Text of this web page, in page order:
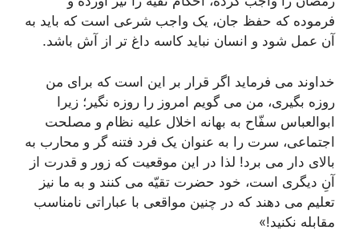
فرموده که حفظ جان، یک واجب شرعی است که باید به
آن عمل شود و انسان نباید کاسه داغ تر از آش باشد.
خداوند می فرماید اگر قرار بر این است که برای من
روزه بگیری، من می گویم امروز را روزه نگیر؛ زیرا
ابوالعباس سفّاح به بهانه اخلال علیه نظام و مصلحت
اجتماعی، سرت را به عنوان یک فرد فتنه گر و محارب به
بالای دار می برد! لذا در این موقعیت که زور و قدرت از
آنِ دیگری است، خود حضرت تقیّه می کنند و به ما نیز
تعلیم می دهند که در چنین مواقعی با عباراتی نامناسب
مقابله نکنید!»